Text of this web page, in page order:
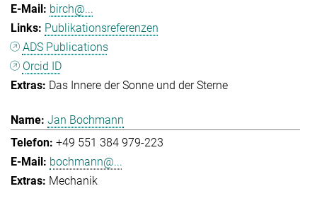
birch@...
Publikationsreferenzen
ADS Publications
Orcid ID
Das Innere der Sonne und der Sterne
Jan Bochmann
+49 551 384 979-223
bochmann@...
Mechanik